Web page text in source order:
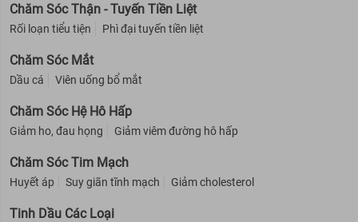
Chăm Sóc Thận - Tuyến Tiền Liệt
Rối loạn tiểu tiện Phì đại tuyến tiền liệt
Chăm Sóc Mắt
Dầu cá Viên uống bổ mắt
Chăm Sóc Hệ Hô Hấp
Giảm ho, đau họng Giảm viêm đường hô hấp
Chăm Sóc Tim Mạch
Huyết áp Suy giãn tĩnh mạch Giảm cholesterol
Tinh Dầu Các Loại